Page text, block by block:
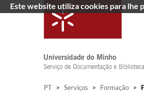
PT > Serviços > Formação >
Este website utiliza cookies para lhe